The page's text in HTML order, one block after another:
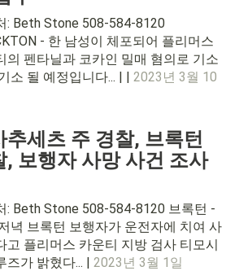
: Beth Stone 508-584-8120
- 한 남성이 체포되어 플리머스
의 펜타닐과 코카인 밀매 혐의로 기소
소 될 예정입니다... | | 2023년 3월 10
추세츠 주 경찰, 브록턴
, 보행자 사망 사건 조사
: Beth Stone 508-584-8120 브록턴 -
녁 브록턴 보행자가 운전자에 치여 사
고 플리머스 카운티 지방 검사 티모시
즈가 밝혔다... | 2023년 3월 1일